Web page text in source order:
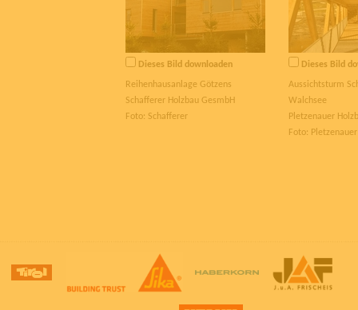
Dieses Bild downloaden
Reihenhausanlage Götzens
Schafferer Holzbau GesmbH
Foto: Schafferer
Dieses Bild
Aussichtsturm
Walchsee
Pletzenauer
Foto: Pletzenauer